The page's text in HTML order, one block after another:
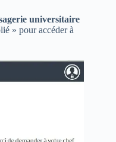
universitaire
» pour accéder à